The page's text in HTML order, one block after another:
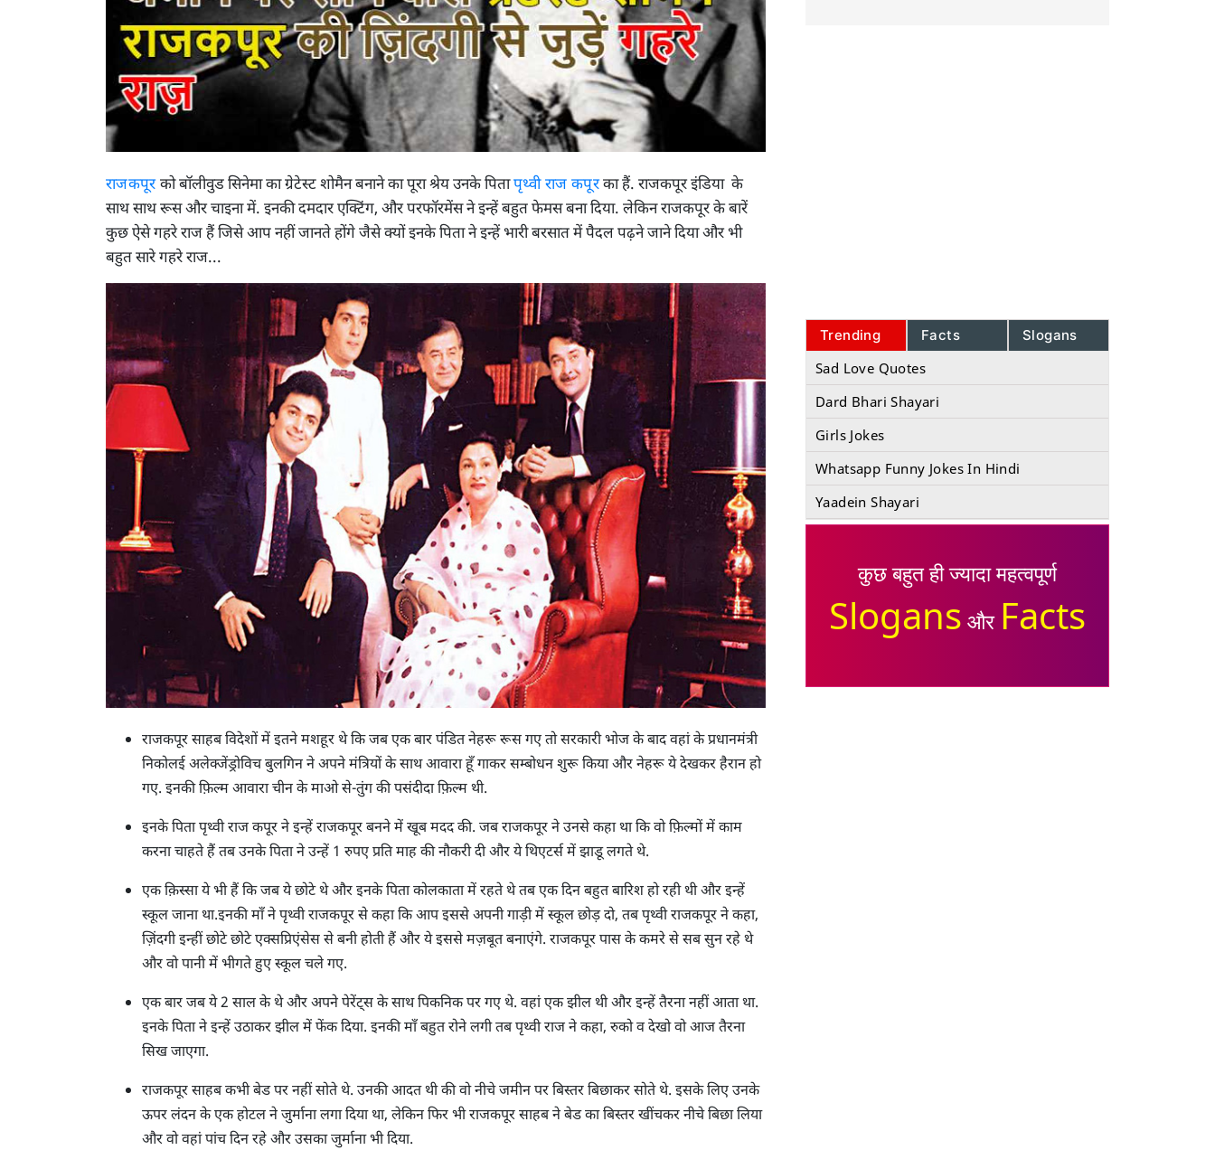
राजकपूरको बॉलीवुड सिनेमा का ग्रेटेस्ट शोमैन बनाने का पूरा श्रेय उनके पितापृथ्वी राज कपूरका हैं. राजकपूर इंडिया के
साथ साथ रूस और चाइना में. इनकी दमदार एक्टिंग, और परफॉरमेंस ने इन्हें बहुत फेमस बना दिया. लेकिन राजकपूर के बारें
कुछ ऐसे गहरे राज हैं जिसे आप नहीं जानते होंगे जैसे क्यों इनके पिता ने इन्हें भारी बरसात में पैदल पढ़ने जाने दिया और भी
बहुत सारे गहरे राज...
राजकपूर साहब विदेशों में इतने मशहूर थे कि जब एक बार पंडित नेहरू रूस गए तो सरकारी भोज के बाद वहां के प्रधानमंत्री
निकोलई अलेक्जेंड्रोविच बुलगिन ने अपने मंत्रियों के साथ आवारा हूँ गाकर सम्बोधन शुरू किया और नेहरू ये देखकर हैरान हो
गए. इनकी फ़िल्म आवारा चीन के माओ से-तुंग की पसंदीदा फ़िल्म थी.
इनके पिता पृथ्वी राज कपूर ने इन्हें राजकपूर बनने में खूब मदद की. जब राजकपूर ने उनसे कहा था कि वो फ़िल्मों में काम
करना चाहते हैं तब उनके पिता ने उन्हें 1 रुपए प्रति माह की नौकरी दी और ये थिएटर्स में झाडू लगते थे.
एक क़िस्सा ये भी हैं कि जब ये छोटे थे और इनके पिता कोलकाता में रहते थे तब एक दिन बहुत बारिश हो रही थी और इन्हें
स्कूल जाना था.इनकी माँ ने पृथ्वी राजकपूर से कहा कि आप इससे अपनी गाड़ी में स्कूल छोड़ दो, तब पृथ्वी राजकपूर ने कहा,
ज़िंदगी इन्हीं छोटे छोटे एक्सप्रिएंसेस से बनी होती हैं और ये इससे मज़बूत बनाएंगे. राजकपूर पास के कमरे से सब सुन रहे थे
और वो पानी में भीगते हुए स्कूल चले गए.
एक बार जब ये 2 साल के थे और अपने पेरेंट्स के साथ पिकनिक पर गए थे. वहां एक झील थी और इन्हें तैरना नहीं आता था.
इनके पिता ने इन्हें उठाकर झील में फेंक दिया. इनकी माँ बहुत रोने लगी तब पृथ्वी राज ने कहा, रुको व देखो वो आज तैरना
सिख जाएगा.
राजकपूर साहब कभी बेड पर नहीं सोते थे. उनकी आदत थी की वो नीचे जमीन पर बिस्तर बिछाकर सोते थे. इसके लिए उनके
ऊपर लंदन के एक होटल ने जुर्माना लगा दिया था, लेकिन फिर भी राजकपूर साहब ने बेड का बिस्तर खींचकर नीचे बिछा लिया
और वो वहां पांच दिन रहे और उसका जुर्माना भी दिया.
Trending Facts Slogans
Sad Love Quotes
Dard Bhari Shayari
Girls Jokes
Whatsapp Funny Jokes In Hindi
Yaadein Shayari
कुछ बहुत ही ज्यादा महत्वपूर्ण
Slogans और Facts